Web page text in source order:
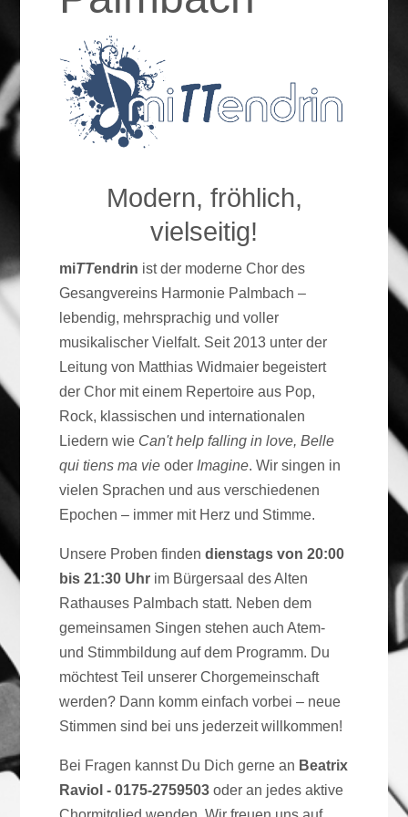
Modern, fröhlich,
vielseitig!
miTTendrin ist der moderne Chor des
Gesangvereins Harmonie Palmbach –
lebendig, mehrsprachig und voller
musikalischer Vielfalt. Seit 2013 unter der
Leitung von Matthias Widmaier begeistert
der Chor mit einem Repertoire aus Pop,
Rock, klassischen und internationalen
Liedern wie Can't help falling in love, Belle
qui tiens ma vie oder Imagine. Wir singen in
vielen Sprachen und aus verschiedenen
Epochen – immer mit Herz und Stimme.
Unsere Proben findendienstags von 20:00
bis 21:30 Uhr im Bürgersaal des Alten
Rathauses Palmbach statt. Neben dem
gemeinsamen Singen stehen auch Atem-
und Stimmbildung auf dem Programm. Du
möchtest Teil unserer Chorgemeinschaft
werden? Dann komm einfach vorbei – neue
Stimmen sind bei uns jederzeit willkommen!
Bei Fragen kannst Du Dich gerne an Beatrix
Raviol - 0175-2759503 oder an jedes aktive